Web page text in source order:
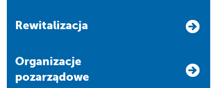
Rewitalizacja
Organizacje
pozarządowe